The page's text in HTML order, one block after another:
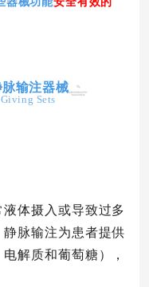
输注器械
Sets
体摄入或导致过多
脉输注为患者提供
解质和葡萄糖），